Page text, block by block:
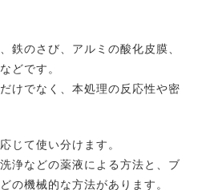
鉄のさび、アルミの酸化皮膜、
どです。
けでなく、本処理の反応性や密
じて使い分けます。
浄などの薬液による方法と、ブ
の機械的な方法があります。